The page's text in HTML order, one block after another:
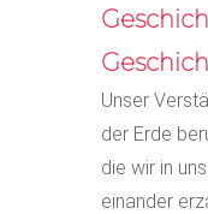
Unser
der Erde
die wir in
einander